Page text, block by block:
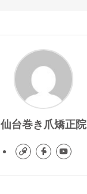
仙台巻き爪矯正院